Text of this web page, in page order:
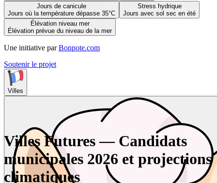
Jours de canicule
Jours où la température dépasse 35°C
Stress hydrique
Jours avec sol sec en été
Élévation niveau mer
Élévation prévue du niveau de la mer
Une initiative par Bonpote.com
Soutenir le projet
Villes
Villes Futures — Candidats
municipales 2026 et projections
climatiques